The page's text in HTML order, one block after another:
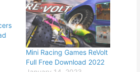
Mini Racing Games ReVolt
Full Free Download 2022